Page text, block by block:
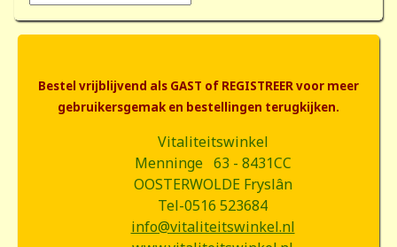
Bestel vrijblijvend als GAST of REGISTREER voor meer
gebruikersgemak en bestellingen terugkijken.
Vitaliteitswinkel
Menninge 63 - 8431CC
OOSTERWOLDE Fryslân
Tel-0516 523684
info@vitaliteitswinkel.nl